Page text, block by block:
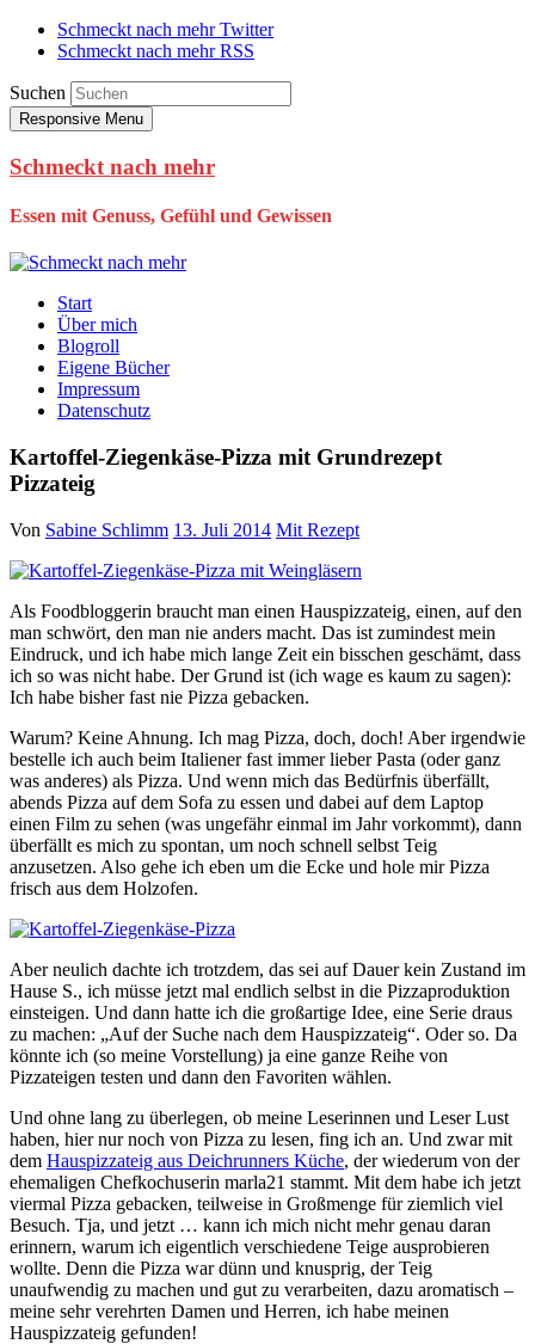
Schmeckt nach mehr Twitter
Schmeckt nach mehr RSS
Suchen
Responsive Menu
Schmeckt nach mehr
Essen mit Genuss, Gefühl und Gewissen
Start
Über mich
Blogroll
Eigene Bücher
Impressum
Datenschutz
Kartoffel-Ziegenkäse-Pizza mit Grundrezept
Pizzateig
Von Sabine Schlimm 13. Juli 2014 Mit Rezept
Als Foodbloggerin braucht man einen Hauspizzateig, einen, auf den
man schwört, den man nie anders macht. Das ist zumindest mein
Eindruck, und ich habe mich lange Zeit ein bisschen geschämt, dass
ich so was nicht habe. Der Grund ist (ich wage es kaum zu sagen):
Ich habe bisher fast nie Pizza gebacken.
Warum? Keine Ahnung. Ich mag Pizza, doch, doch! Aber irgendwie
bestelle ich auch beim Italiener fast immer lieber Pasta (oder ganz
was anderes) als Pizza. Und wenn mich das Bedürfnis überfällt,
abends Pizza auf dem Sofa zu essen und dabei auf dem Laptop
einen Film zu sehen (was ungefähr einmal im Jahr vorkommt), dann
überfällt es mich zu spontan, um noch schnell selbst Teig
anzusetzen. Also gehe ich eben um die Ecke und hole mir Pizza
frisch aus dem Holzofen.
Aber neulich dachte ich trotzdem, das sei auf Dauer kein Zustand im
Hause S., ich müsse jetzt mal endlich selbst in die Pizzaproduktion
einsteigen. Und dann hatte ich die großartige Idee, eine Serie draus
zu machen: „Auf der Suche nach dem Hauspizzateig“. Oder so. Da
könnte ich (so meine Vorstellung) ja eine ganze Reihe von
Pizzateigen testen und dann den Favoriten wählen.
Und ohne lang zu überlegen, ob meine Leserinnen und Leser Lust
haben, hier nur noch von Pizza zu lesen, fing ich an. Und zwar mit
dem Hauspizzateig aus Deichrunners Küche, der wiederum von der
ehemaligen Chefkochuserin marla21 stammt. Mit dem habe ich jetzt
viermal Pizza gebacken, teilweise in Großmenge für ziemlich viel
Besuch. Tja, und jetzt … kann ich mich nicht mehr genau daran
erinnern, warum ich eigentlich verschiedene Teige ausprobieren
wollte. Denn die Pizza war dünn und knusprig, der Teig
unaufwendig zu machen und gut zu verarbeiten, dazu aromatisch –
meine sehr verehrten Damen und Herren, ich habe meinen
Hauspizzateig gefunden!